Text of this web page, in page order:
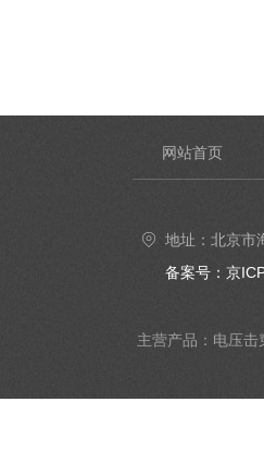
网站首页
地址：北京市
备案号：京
主营产品：电压